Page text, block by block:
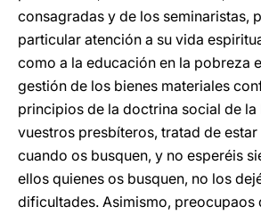
consagradas y de los seminaristas,
particular atención a su vida
como a la educación en la pobreza
gestión de los bienes materiales
principios de la doctrina social de la
vuestros presbíteros, tratad de
cuando os busquen, y no esperéis
ellos quienes os busquen, no los
dificultades. Asimismo, preocupaos